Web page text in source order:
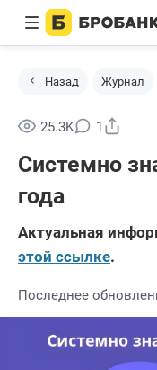
Назад Журнал
25.3K 1
Системно
года
Актуальная
этой ссылке.
Последнее